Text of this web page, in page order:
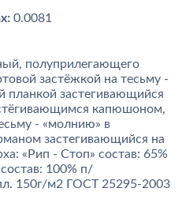
0.0081
полуприлегающего
застёжкой на тесьму -
планкой застегивающийся
капюшоном,
- «молнию» в
застегивающийся на
«Рип - Стоп» состав: 65%
100% п/
150г/м2 ГОСТ 25295-2003